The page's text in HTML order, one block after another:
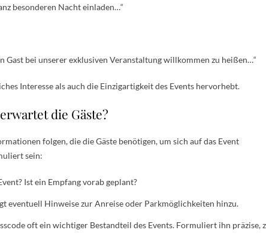
besonderen Nacht einladen…“
Gast bei unserer exklusiven Veranstaltung willkommen zu heißen…“
Interesse als auch die Einzigartigkeit des Events hervorhebt.
die Gäste?
folgen, die die Gäste benötigen, um sich auf das Event
sein:
Ist ein Empfang vorab geplant?
eventuell Hinweise zur Anreise oder Parkmöglichkeiten hinzu.
oft ein wichtiger Bestandteil des Events. Formuliert ihn präzise,